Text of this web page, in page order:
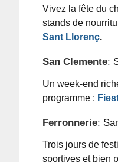
Vivez la fête du
stands de
Sant Llorenç.
San Clemente:
Un week-end
programme :
Ferronnerie:
Trois jours de
sportives et bien